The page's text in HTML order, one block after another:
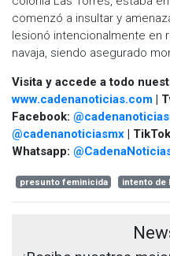
comenzó a insultar y
lesionó intencionalmente en
navaja, siendo asegurado
Visita y accede a todo
www.cadenanoticias.com |
Facebook:
@cadenanoticiasmx |
Whatsapp:
presunto feminicida intento de